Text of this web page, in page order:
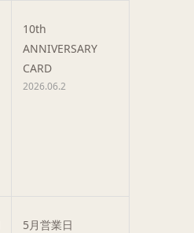
10th
ANNIVERSARY
CARD
2026.06.2
5月営業日